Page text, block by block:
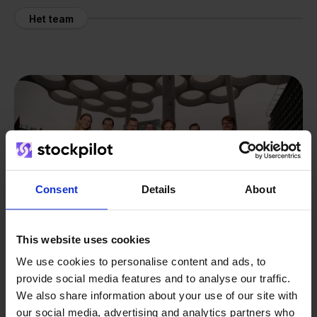
Consent Details About
This website uses cookies
We use cookies to personalise content and ads, to
provide social media features and to analyse our traffic.
We also share information about your use of our site with
our social media, advertising and analytics partners who
Het team